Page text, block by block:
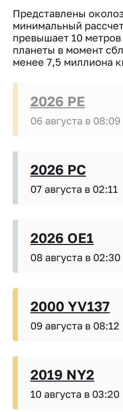
Представлены
минимальный
превышает 10
планеты в момент
менее 7,5 миллиона
2026 PE
06 августа в 08:09
2026 PC
07 августа в 02:11
2026 OE1
08 августа в 02:30
2000 YV137
09 августа в 08:12
2019 NY2
10 августа в 03:20